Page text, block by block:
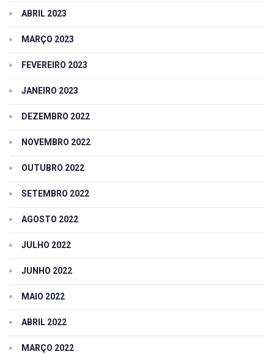
ABRIL 2023
MARÇO 2023
FEVEREIRO 2023
JANEIRO 2023
DEZEMBRO 2022
NOVEMBRO 2022
OUTUBRO 2022
SETEMBRO 2022
AGOSTO 2022
JULHO 2022
JUNHO 2022
MAIO 2022
ABRIL 2022
MARÇO 2022